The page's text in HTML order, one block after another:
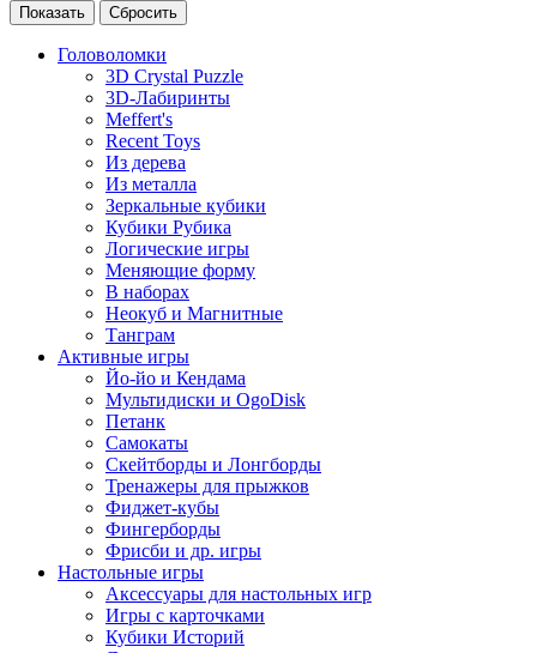
Головоломки
3D Crystal Puzzle
3D-Лабиринты
Meffert's
Recent Toys
Из дерева
Из металла
Зеркальные кубики
Кубики Рубика
Логические игры
Меняющие форму
В наборах
Неокуб и Магнитные
Танграм
Активные игры
Йо-йо и Кендама
Мультидиски и OgoDisk
Петанк
Самокаты
Скейтборды и Лонгборды
Тренажеры для прыжков
Фиджет-кубы
Фингерборды
Фрисби и др. игры
Настольные игры
Аксессуары для настольных игр
Игры с карточками
Кубики Историй